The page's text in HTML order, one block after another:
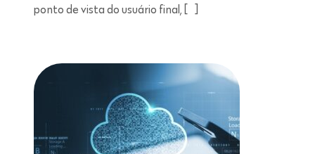
ponto de vista do usuário final, […]